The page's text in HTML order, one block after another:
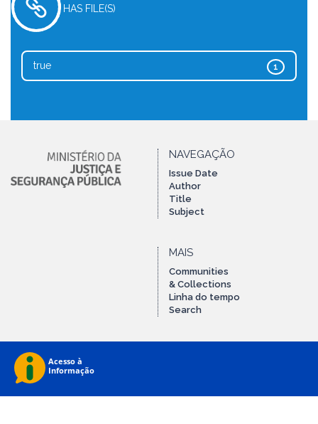
HAS FILE(S)
1
true
NAVEGAÇÃO
Issue Date
Author
Title
Subject
MAIS
Communities
& Collections
Linha do tempo
Search